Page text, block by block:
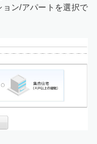
ン/アパートを選択で